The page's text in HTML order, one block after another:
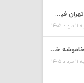
دانلود آهنگ دیجی باربد به نام تهران فیت ۵۵ (پادکست)
دانلود آهنگ میلاد علوی به نام خاموشه خطت